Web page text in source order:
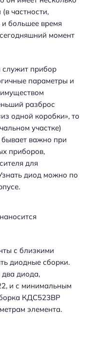
частности,
большее время
момент
прибор
параметры и
разброс
одной коробки», то
участке)
важно при
приборов,
для
диод можно по
с близкими
диодные сборки.
диода,
и с минимальным
КДС523ВР
элемента.